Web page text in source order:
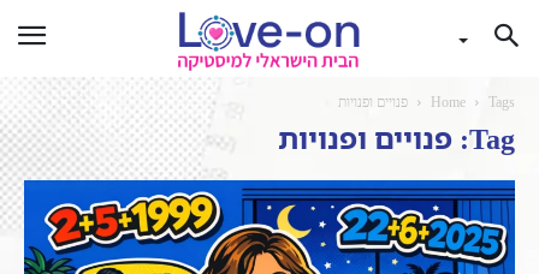
Home Tags פנויים ופנויות
Tag: פנויים ופנויות